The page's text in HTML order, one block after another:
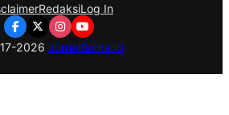
RedaksiLog In
2026 JurnalBerita.id